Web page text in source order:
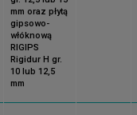
mm oraz płytą
gipsowo-
włóknową
RIGIPS
Rigidur H gr.
10 lub 12,5
mm